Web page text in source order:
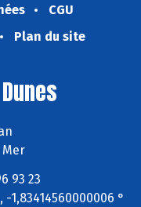
CGU
Plan du site
93 23
-1,83414560000006 °